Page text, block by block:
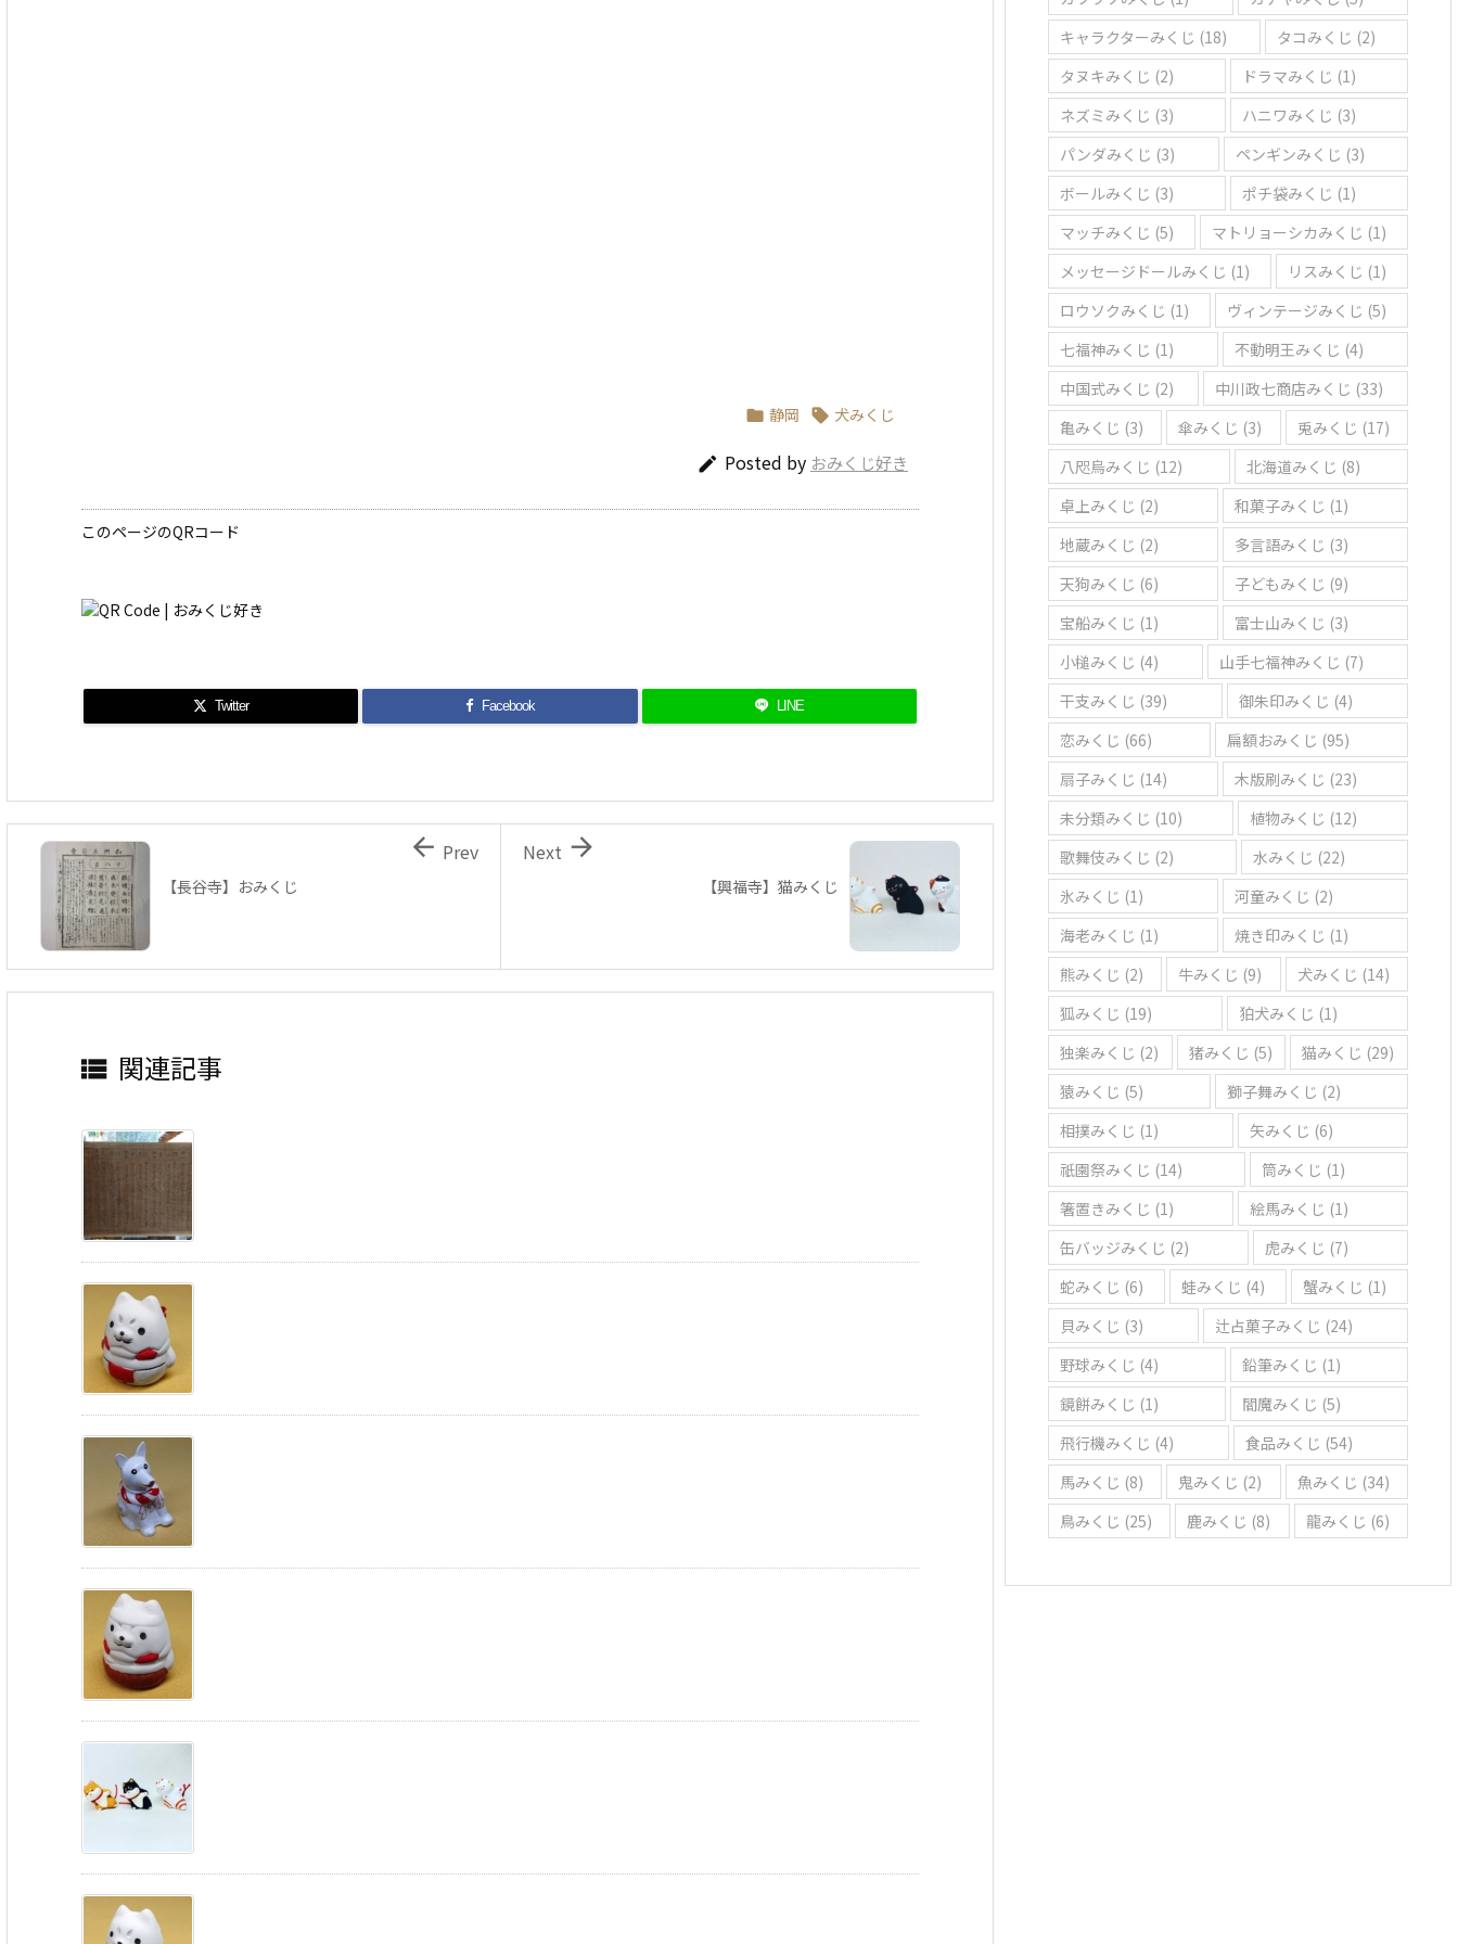
 静岡  犬みくじ
 Posted by おみくじ好き
このページのQRコード
Twitter Facebook LINE
【興福寺】猫みくじ

Next
【長谷寺】おみくじ
 Prev
 関連記事
キャラクターみくじ (18) タコみくじ (2)
タヌキみくじ (2) ドラマみくじ (1)
ネズミみくじ (3) ハニワみくじ (3)
パンダみくじ (3) ペンギンみくじ (3)
ボールみくじ (3) ポチ袋みくじ (1)
マッチみくじ (5) マトリョーシカみくじ (1)
メッセージドールみくじ (1) リスみくじ (1)
ロウソクみくじ (1) ヴィンテージみくじ (5)
七福神みくじ (1) 不動明王みくじ (4)
中国式みくじ (2) 中川政七商店みくじ (33)
亀みくじ (3) 傘みくじ (3) 兎みくじ (17)
八咫烏みくじ (12) 北海道みくじ (8)
卓上みくじ (2) 和菓子みくじ (1)
地蔵みくじ (2) 多言語みくじ (3)
天狗みくじ (6) 子どもみくじ (9)
宝船みくじ (1) 富士山みくじ (3)
小槌みくじ (4) 山手七福神みくじ (7)
干支みくじ (39) 御朱印みくじ (4)
恋みくじ (66) 扁額おみくじ (95)
扇子みくじ (14) 木版刷みくじ (23)
未分類みくじ (10) 植物みくじ (12)
歌舞伎みくじ (2) 水みくじ (22)
氷みくじ (1) 河童みくじ (2)
海老みくじ (1) 焼き印みくじ (1)
熊みくじ (2) 牛みくじ (9) 犬みくじ (14)
狐みくじ (19) 狛犬みくじ (1)
独楽みくじ (2) 猪みくじ (5) 猫みくじ (29)
猿みくじ (5) 獅子舞みくじ (2)
相撲みくじ (1) 矢みくじ (6)
祇園祭みくじ (14) 筒みくじ (1)
箸置きみくじ (1) 絵馬みくじ (1)
缶バッジみくじ (2) 虎みくじ (7)
蛇みくじ (6) 蛙みくじ (4) 蟹みくじ (1)
貝みくじ (3) 辻占菓子みくじ (24)
野球みくじ (4) 鉛筆みくじ (1)
鏡餅みくじ (1) 閻魔みくじ (5)
飛行機みくじ (4) 食品みくじ (54)
馬みくじ (8) 鬼みくじ (2) 魚みくじ (34)
鳥みくじ (25) 鹿みくじ (8) 龍みくじ (6)